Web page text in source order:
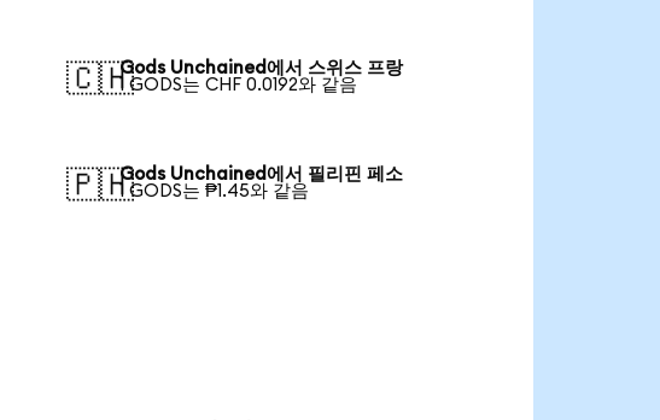
🇨🇭Gods Unchained에서 스위스 프랑
1 GODS는 CHF 0.0192와 같음
🇵🇭Gods Unchained에서 필리핀 페소
1 GODS는 ₱1.45와 같음